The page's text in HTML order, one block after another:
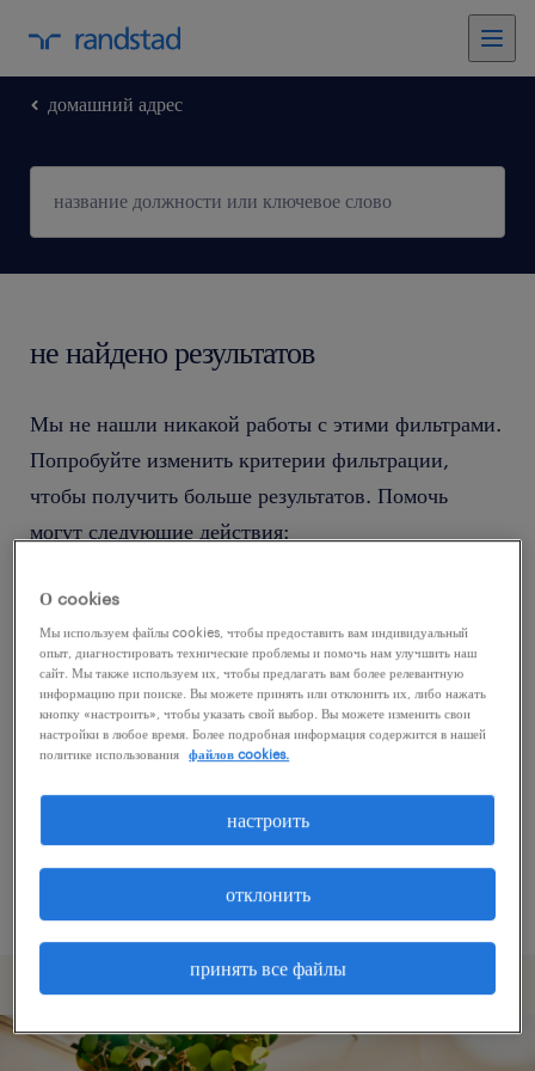
домашний адрес
не найдено результатов
Мы не нашли никакой работы с этими фильтрами.
Попробуйте изменить критерии фильтрации,
чтобы получить больше результатов. Помочь
могут следующие действия:
Попробуйте удалить некоторые из
примененных фильтров.
Вы искали работу в определенном месте?
Учтите возможность расширения диапазона
вокруг местонахождения.
Измените название должности или ключевые
слова и проверьте, правильно ли они
написаны.
О cookies
Мы используем файлы cookies, чтобы предоставить вам индивидуальный
опыт, диагностировать технические проблемы и помочь нам улучшить наш
сайт. Мы также используем их, чтобы предлагать вам более релевантную
информацию при поиске. Вы можете принять или отклонить их, либо нажать
кнопку «настроить», чтобы указать свой выбор. Вы можете изменить свои
настройки в любое время. Более подробная информация содержится в нашей
политике использования
файлов cookies.
принять все файлы
отклонить
настроить